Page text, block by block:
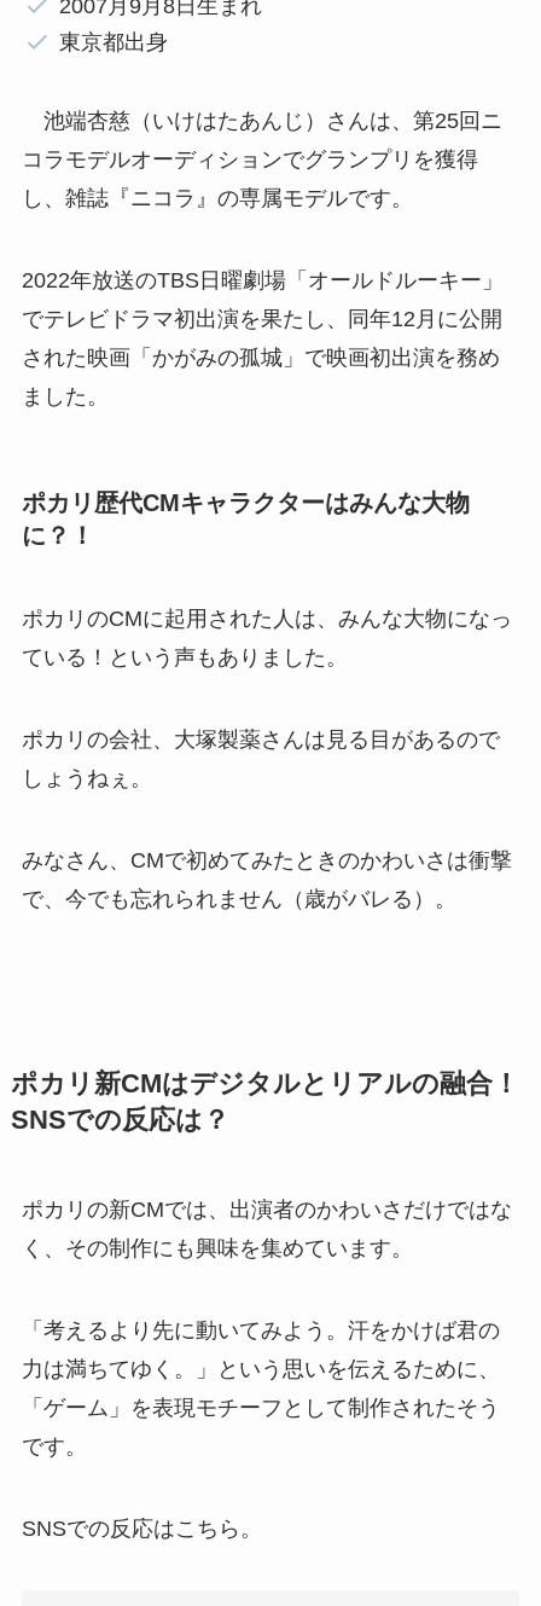
2007月9月8日生まれ
東京都出身
池端杏慈（いけはたあんじ）さんは、第25回ニ
コラモデルオーディションでグランプリを獲得
し、雑誌『ニコラ』の専属モデルです。
2022年放送のTBS日曜劇場「オールドルーキー」
でテレビドラマ初出演を果たし、同年12月に公開
された映画「かがみの孤城」で映画初出演を務め
ました。
ポカリ歴代CMキャラクターはみんな大物
に？！
ポカリのCMに起用された人は、みんな大物になっ
ている！という声もありました。
ポカリの会社、大塚製薬さんは見る目があるので
しょうねぇ。
みなさん、CMで初めてみたときのかわいさは衝撃
で、今でも忘れられません（歳がバレる）。
ポカリ新CMはデジタルとリアルの融合！
SNSでの反応は？
ポカリの新CMでは、出演者のかわいさだけではな
く、その制作にも興味を集めています。
「考えるより先に動いてみよう。汗をかけば君の
力は満ちてゆく。」という思いを伝えるために、
「ゲーム」を表現モチーフとして制作されたそう
です。
SNSでの反応はこちら。